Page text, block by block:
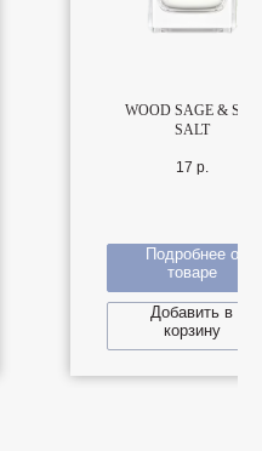
WOOD SAGE & SEA
SALT
17 р.
Подробнее о
товаре
Добавить в
корзину